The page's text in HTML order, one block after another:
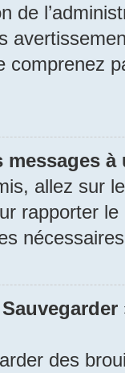
de
comprenez
allez sur
rapporter
des